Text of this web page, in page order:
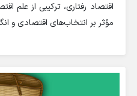
اقتصاد رفتاری، ترکیبی از علم
مؤثر بر انتخاب‌های اقتصادی و